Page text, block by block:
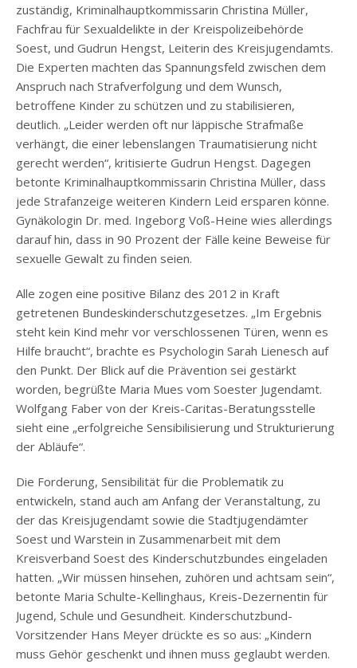
zuständig, Kriminalhauptkommissarin Christina Müller,
Fachfrau für Sexualdelikte in der Kreispolizeibehörde
Soest, und Gudrun Hengst, Leiterin des Kreisjugendamts.
Die Experten machten das Spannungsfeld zwischen dem
Anspruch nach Strafverfolgung und dem Wunsch,
betroffene Kinder zu schützen und zu stabilisieren,
deutlich. „Leider werden oft nur läppische Strafmaße
verhängt, die einer lebenslangen Traumatisierung nicht
gerecht werden“, kritisierte Gudrun Hengst. Dagegen
betonte Kriminalhauptkommissarin Christina Müller, dass
jede Strafanzeige weiteren Kindern Leid ersparen könne.
Gynäkologin Dr. med. Ingeborg Voß-Heine wies allerdings
darauf hin, dass in 90 Prozent der Fälle keine Beweise für
sexuelle Gewalt zu finden seien.
Alle zogen eine positive Bilanz des 2012 in Kraft
getretenen Bundeskinderschutzgesetzes. „Im Ergebnis
steht kein Kind mehr vor verschlossenen Türen, wenn es
Hilfe braucht“, brachte es Psychologin Sarah Lienesch auf
den Punkt. Der Blick auf die Prävention sei gestärkt
worden, begrüßte Maria Mues vom Soester Jugendamt.
Wolfgang Faber von der Kreis-Caritas-Beratungsstelle
sieht eine „erfolgreiche Sensibilisierung und Strukturierung
der Abläufe“.
Die Forderung, Sensibilität für die Problematik zu
entwickeln, stand auch am Anfang der Veranstaltung, zu
der das Kreisjugendamt sowie die Stadtjugendämter
Soest und Warstein in Zusammenarbeit mit dem
Kreisverband Soest des Kinderschutzbundes eingeladen
hatten. „Wir müssen hinsehen, zuhören und achtsam sein“,
betonte Maria Schulte-Kellinghaus, Kreis-Dezernentin für
Jugend, Schule und Gesundheit. Kinderschutzbund-
Vorsitzender Hans Meyer drückte es so aus: „Kindern
muss Gehör geschenkt und ihnen muss geglaubt werden.